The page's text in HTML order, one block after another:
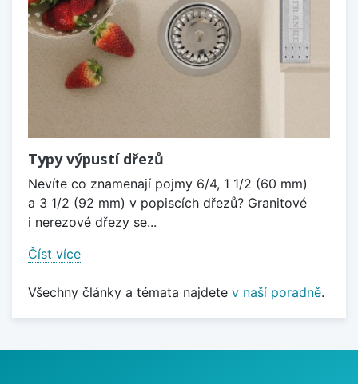
Typy výpustí dřezů
Nevíte co znamenají pojmy 6/4, 1 1/2 (60 mm)
a 3 1/2 (92 mm) v popiscích dřezů? Granitové
i nerezové dřezy se...
Číst více
Všechny články a témata najdete v naší poradně.